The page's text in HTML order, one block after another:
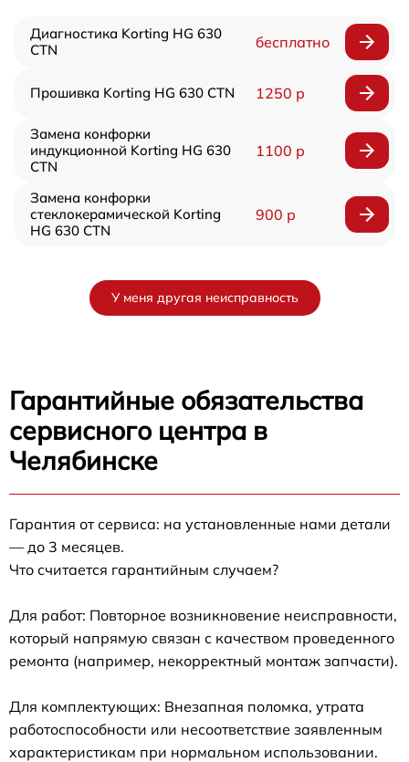
Диагностика Korting HG 630
CTN
бесплатно
Прошивка Korting HG 630 CTN 1250 р
Замена конфорки
индукционной Korting HG 630
CTN
1100 р
Замена конфорки
стеклокерамической Korting
HG 630 CTN
900 р
У меня другая неисправность
Гарантийные обязательства
сервисного центра в
Челябинске
Гарантия от сервиса: на установленные нами детали
— до 3 месяцев.
Что считается гарантийным случаем?
Для работ: Повторное возникновение неисправности,
который напрямую связан с качеством проведенного
ремонта (например, некорректный монтаж запчасти).
Для комплектующих: Внезапная поломка, утрата
работоспособности или несоответствие заявленным
характеристикам при нормальном использовании.